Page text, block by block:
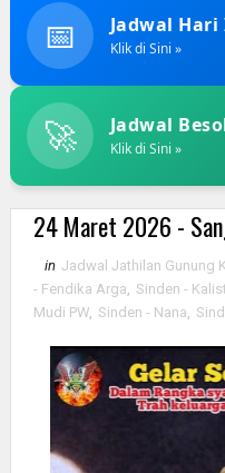
📅 Jadwal
Klik di Sini »
🚀 Jadwal
Klik di Sini »
24 Maret 2026 -
in Jadwal Jathilan Gunung
- Fendika Arga
Sinden -
Mudi PW, Sinden - Nana